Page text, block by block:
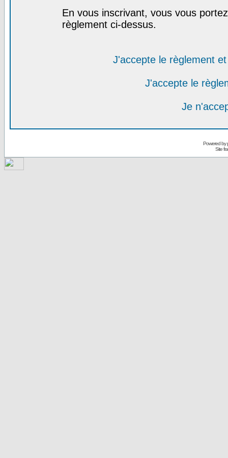
En vous inscrivant, vous vous
règlement ci-dessus.
J'accepte le règlement
J'accepte le
Je
Powered by
Site